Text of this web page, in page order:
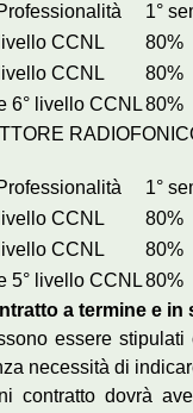
1°
CCNL
80%
CCNL
80%
6° livello CCNL80%
1°
CCNL
80%
CCNL
80%
5° livello CCNL80%
a termine e in
essere
necessità di
contratto dovrà